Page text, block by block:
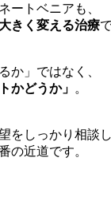
ートベニアも、
きく変える治療
か」ではなく、
かどうか」 。
をしっかり相談
の近道です。